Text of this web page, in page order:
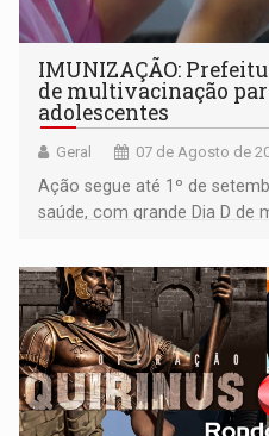
IMUNIZAÇÃO:
de multivacinação
adolescentes
Geral 07 de Agosto de
Ação segue até 1º de
saúde, com grande Dia D de